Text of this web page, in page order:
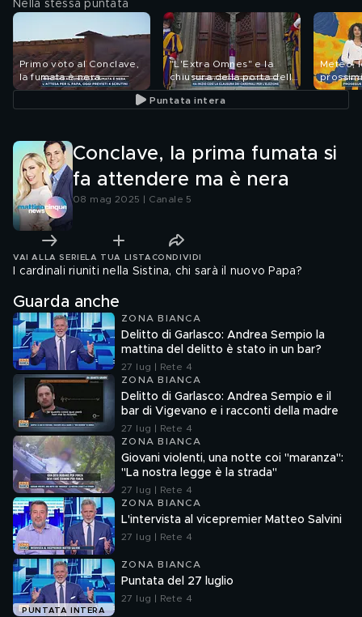
Nella stessa puntata
Primo voto al Conclave,
la fumata è nera
"L'Extra Omnes" e la
chiusura della porta della
Cappella Sistina
Meteo,
Puntata intera
Conclave, la prima fumata si
fa attendere ma è nera
08 mag 2025 | Canale 5
VAI ALLA SERIE LA TUA LISTA CONDIVIDI
I cardinali riuniti nella Sistina, chi sarà il nuovo Papa?
Guarda anche
ZONA BIANCA
Delitto di Garlasco: Andrea Sempio la
mattina del delitto è stato in un bar?
27 lug | Rete 4
ZONA BIANCA
Delitto di Garlasco: Andrea Sempio e il
bar di Vigevano e i racconti della madre
27 lug | Rete 4
ZONA BIANCA
Giovani violenti, una notte coi "maranza":
"La nostra legge è la strada"
27 lug | Rete 4
ZONA BIANCA
L'intervista al vicepremier Matteo Salvini
27 lug | Rete 4
PUNTATA INTERA
ZONA BIANCA
Puntata del 27 luglio
27 lug | Rete 4